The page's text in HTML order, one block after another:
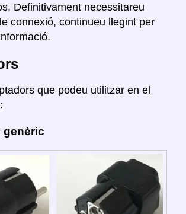
Definitivament necessitareu
connexió, continueu llegint per
que podeu utilitzar en el
genèric